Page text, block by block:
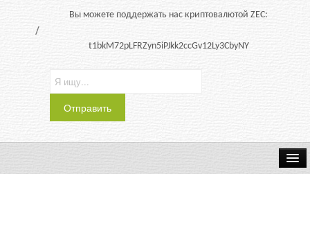
Вы можете поддержать нас криптовалютой ZEC:
t1bkM72pLFRZyn5iPJkk2ccGv12Ly3CbyNY